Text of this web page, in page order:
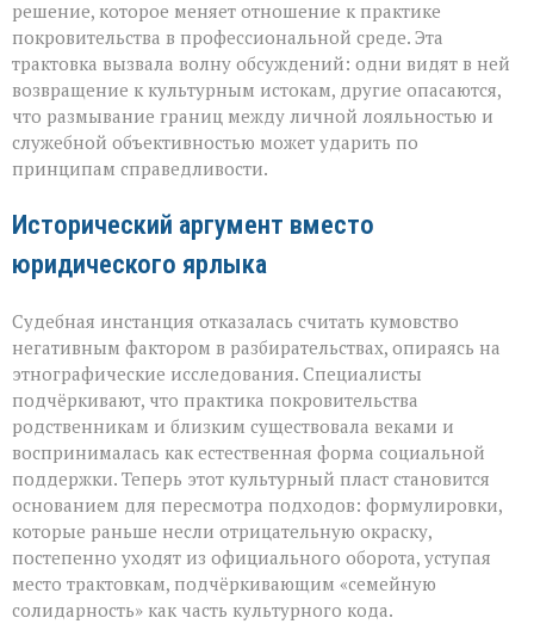
и
пропуск?» — о
новом
взгляде
на
кумовство
решение, которое меняет отношение к практике
покровительства в профессиональной среде. Эта
трактовка вызвала волну обсуждений: одни видят в ней
возвращение к культурным истокам, другие опасаются,
что размывание границ между личной лояльностью и
служебной объективностью может ударить по
принципам справедливости.
Исторический аргумент вместо
юридического ярлыка
Судебная инстанция отказалась считать кумовство
негативным фактором в разбирательствах, опираясь на
этнографические исследования. Специалисты
подчёркивают, что практика покровительства
родственникам и близким существовала веками и
воспринималась как естественная форма социальной
поддержки. Теперь этот культурный пласт становится
основанием для пересмотра подходов: формулировки,
которые раньше несли отрицательную окраску,
постепенно уходят из официального оборота, уступая
место трактовкам, подчёркивающим «семейную
солидарность» как часть культурного кода.